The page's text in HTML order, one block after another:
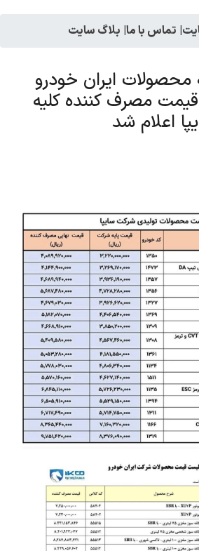
| تماس با ما| بلاگ سایت
محصولات ایران خودرو
قیمت مصرف کننده کلیه
اعلام شد